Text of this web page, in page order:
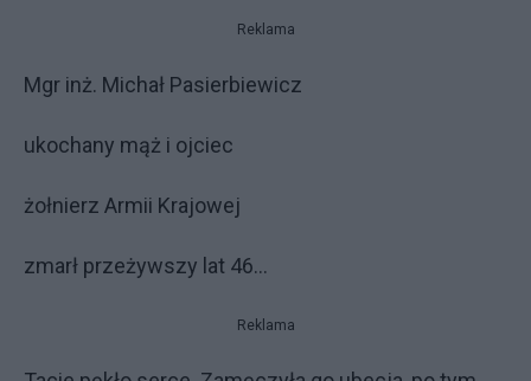
Reklama
Mgr inż. Michał Pasierbiewicz
ukochany mąż i ojciec
żołnierz Armii Krajowej
zmarł przeżywszy lat 46…
Reklama